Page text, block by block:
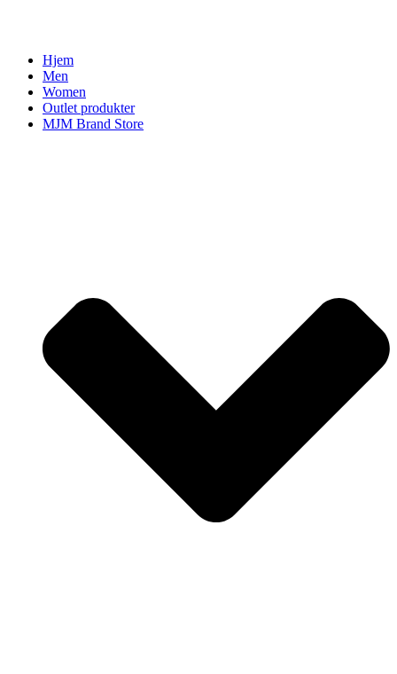
Hjem
Men
Women
Outlet produkter
MJM Brand Store